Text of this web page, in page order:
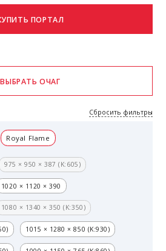
Royal Flame
975 × 950 × 387 (K:605)
1020 × 1120 × 390
1080 × 1340 × 350 (K:350)
1015 × 1280 × 850 (K:930)
Сбросить фильтры